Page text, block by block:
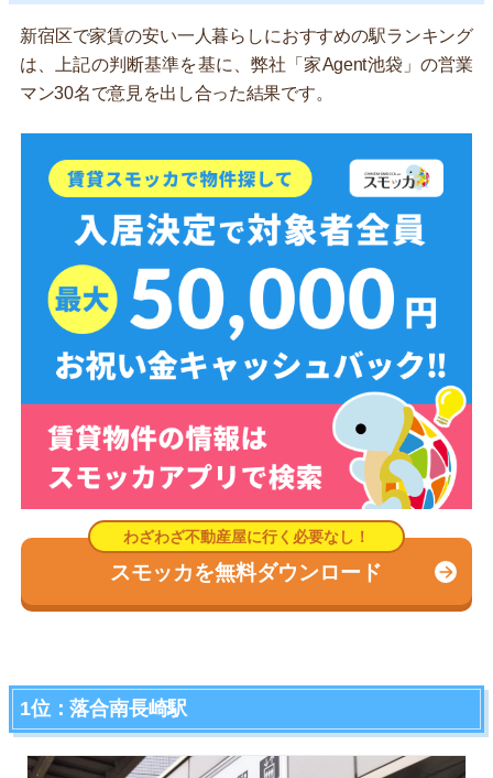
新宿区で家賃の安い一人暮らしにおすすめの駅ランキング
は、上記の判断基準を基に、弊社「家Agent池袋」の営業
マン30名で意見を出し合った結果です。
スモッカを無料ダウンロード
1位：落合南長崎駅